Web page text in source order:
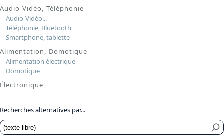
Audio-Vidéo, Téléphonie
Audio-Vidéo...
Téléphonie, Bluetooth
Smartphone, tablette
Alimentation, Domotique
Alimentation électrique
Domotique
Électronique
Recherches alternatives par...